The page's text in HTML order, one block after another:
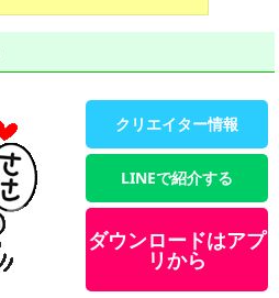
クリエイター情報
LINEで紹介する
ダウンロードはアプ
リから